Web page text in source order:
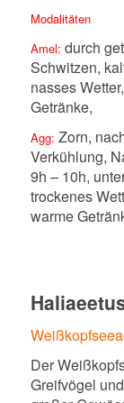
Modalitäten
Amel: durch
Schwitzen,
nasses
Getränke,
Agg: Zorn,
Verkühlung,
9h – 10h,
trockenes
warme
Der
Greifvögel